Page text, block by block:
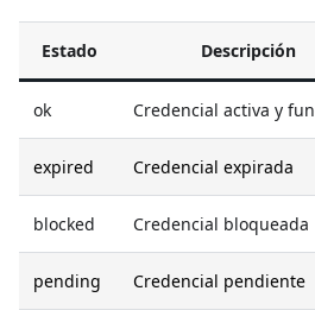
Estado Descripción
ok Credencial activa y
expired Credencial expirada
blocked Credencial bloqueada
pending Credencial pendiente